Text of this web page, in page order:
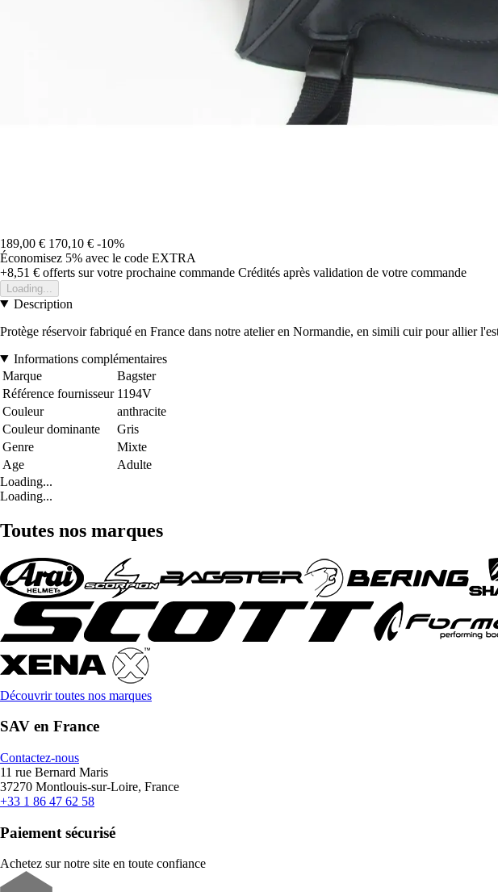
189,00 € 170,10 € -10%
Économisez 5% avec le code EXTRA
+8,51 € offerts sur votre prochaine commande Crédités après validation de votre commande
Loading...
Description
Protège réservoir fabriqué en France dans notre atelier en Normandie, en simili cuir pour allier
Informations complémentaires
Marque
Bagster
Référence fournisseur 1194V
Couleur
anthracite
Couleur dominante
Gris
Genre
Mixte
Age
Adulte
Loading...
Loading...
Toutes nos marques
Découvrir toutes nos marques
SAV en France
Contactez-nous
11 rue Bernard Maris
37270 Montlouis-sur-Loire, France
+33 1 86 47 62 58
Paiement sécurisé
Achetez sur notre site en toute confiance